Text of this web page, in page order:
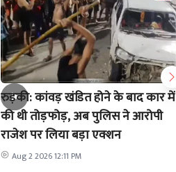
रुड़की: कांवड़ खंडित होने के बाद कार में
की थी तोड़फोड़, अब पुलिस ने आरोपी
राजेश पर लिया बड़ा एक्शन
Aug 2 2026 12:11 PM